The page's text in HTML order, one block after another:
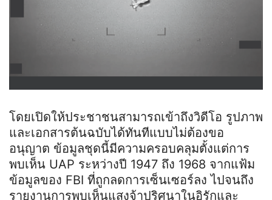
โดยเปิดให้ประชาชนสามารถเข้าถึงวิดีโอ รูปภาพ
และเอกสารต้นฉบับได้ทันทีแบบไม่ต้องขอ
อนุญาต ข้อมูลชุดนี้มีความครอบคลุมตั้งแต่การ
พบเห็น UAP ระหว่างปี 1947 ถึง 1968 จากแฟ้ม
ข้อมูลของ FBI ที่ถูกลดการเซ็นเซอร์ลง ไปจนถึง
รายงานการพบเห็นแสงจ้าปริศนาในอิรักและ